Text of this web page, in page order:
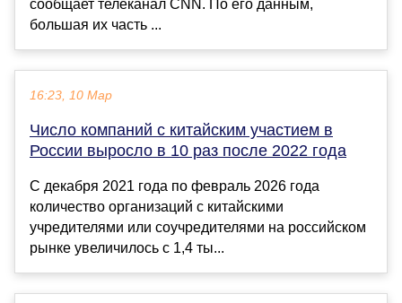
сообщает телеканал CNN. По его данным,
большая их часть ...
16:23, 10 Мар
Число компаний с китайским участием в
России выросло в 10 раз после 2022 года
С декабря 2021 года по февраль 2026 года
количество организаций с китайскими
учредителями или соучредителями на российском
рынке увеличилось с 1,4 ты...